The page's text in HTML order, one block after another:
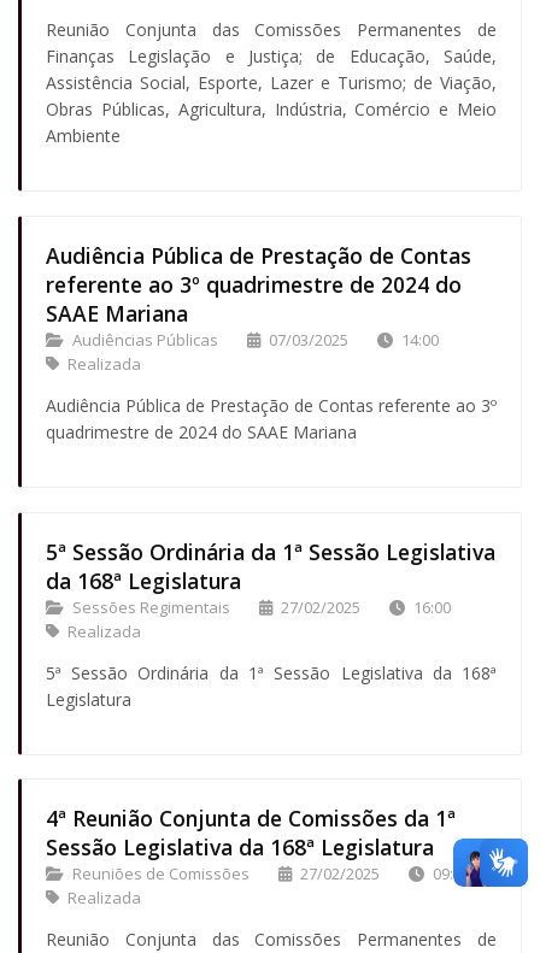
Reunião Conjunta das Comissões Permanentes de
Finanças Legislação e Justiça; de Educação, Saúde,
Assistência Social, Esporte, Lazer e Turismo; de Viação,
Obras Públicas, Agricultura, Indústria, Comércio e Meio
Ambiente
Audiência Pública de Prestação de Contas
referente ao 3º quadrimestre de 2024 do
SAAE Mariana
Audiências Públicas 07/03/2025
14:00
Realizada
Audiência Pública de Prestação de Contas referente ao 3º
quadrimestre de 2024 do SAAE Mariana
5ª Sessão Ordinária da 1ª Sessão Legislativa
da 168ª Legislatura
Sessões Regimentais 27/02/2025
16:00
Realizada
5ª Sessão Ordinária da 1ª Sessão Legislativa da 168ª
Legislatura
4ª Reunião Conjunta de Comissões da 1ª
Sessão Legislativa da 168ª Legislatura
Reuniões de Comissões 27/02/2025
09:00
Realizada
Reunião Conjunta das Comissões Permanentes de